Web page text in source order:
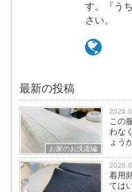
す。『う
さい。
最新の投稿
お家のお洗濯編
この
わな
ょう
着用
ては